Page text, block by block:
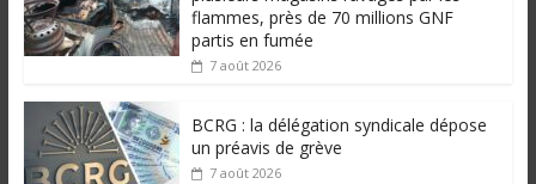
flammes, près de 70 millions GNF
partis en fumée
7 août 2026
BCRG : la délégation syndicale dépose
un préavis de grève
7 août 2026